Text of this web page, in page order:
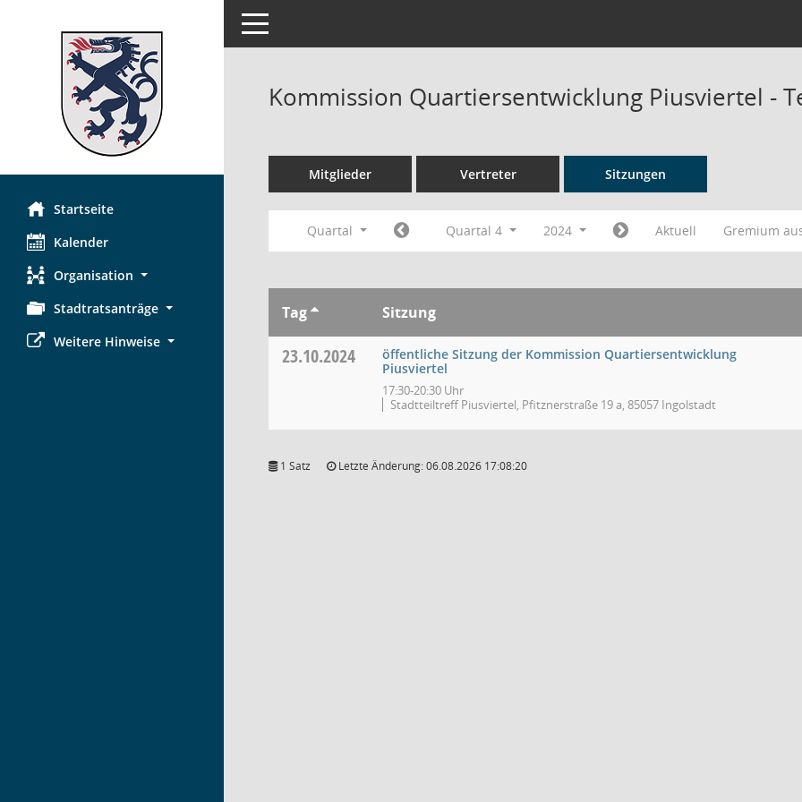
Startseite
Kalender
Organisation
Stadtratsanträge
Weitere Hinweise
Toggle navigation
Kommission Quartiersentwicklung Piusviertel -
Mitglieder Vertreter Sitzungen
Quartal Quartal 4 2024 Aktuell Gremium
Tag Sitzung
23.10.2024
öffentliche Sitzung der Kommission Quartiersentwicklung
Piusviertel
17:30-20:30 Uhr
Stadtteiltreff Piusviertel, Pfitznerstraße 19 a, 85057 Ingolstadt
1 Satz Letzte Änderung: 06.08.2026 17:08:20